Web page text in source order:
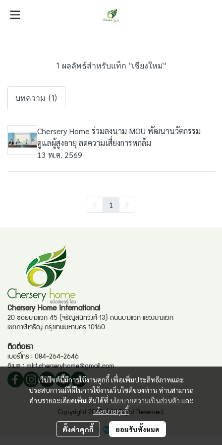
1 ผลลัพธ์สำหรับแท็ก "เชียงใหม่"
บทความ (1)
Chersery Home ร่วมลงนาม MOU พัฒนานวัตกรรม
ดูแลผู้สูงอายุ ลดความเสี่ยงการหกล้ม
13 พ.ค. 2569
1
เว็บไซต์นี้มีการใช้งานคุกกี้ เพื่อเพิ่มประสิทธิภาพและ
ประสบการณ์ที่ดีในการใช้งานเว็บไซต์ของท่าน ท่านสามารถ
อ่านรายละเอียดเพิ่มเติมได้ที่ นโยบายความเป็นส่วนตัว และ
นโยบายคุกกี้
ตั้งค่าคุกกี้ ยอมรับทั้งหมด
Chersery Home International
20 ซอยบางแวก 45 (จรัญสนิทวงศ์ 13) ถนนบางแวก แขวงบางแวก
เขตภาษีเจริญ กรุงเทพมหานคร 10160
ติดต่อเรา
เบอร์โทร : 084-264-2646
อีเมล :mkt.cherseryhome@gmail.com
Copyright 2025. | All Right Reserved.
Powered By MakeWebEasy